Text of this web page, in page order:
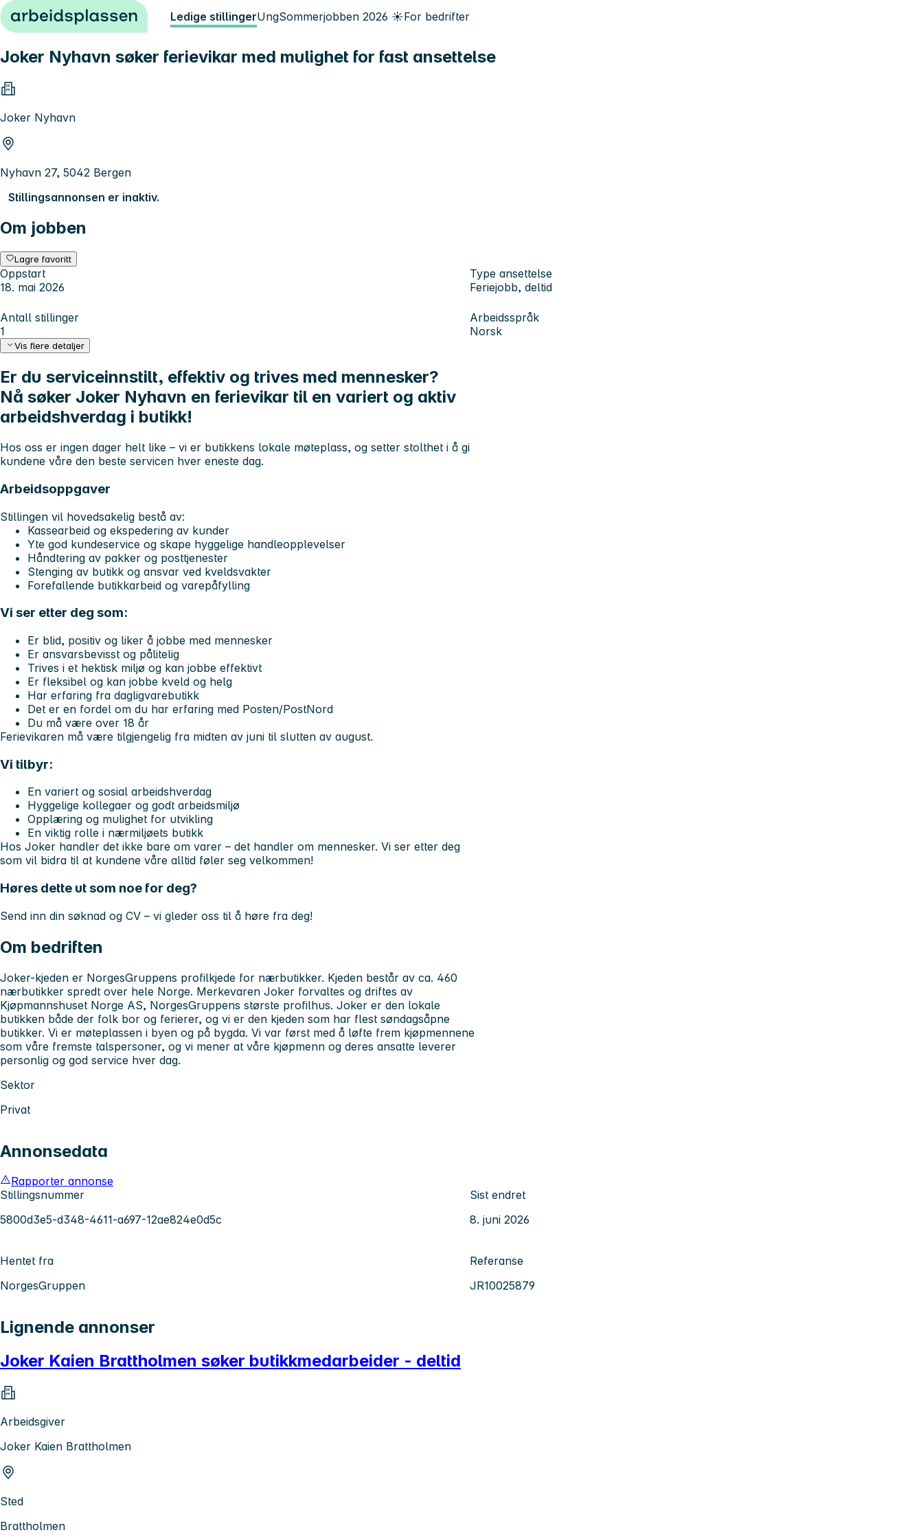
Hopp til innhold Ledige stillingerUngSommerjobben 2026 ☀️For bedrifter
Joker Nyhavn søker ferievikar med mulighet for fast ansettelse
Joker Nyhavn
Nyhavn 27, 5042 Bergen
Stillingsannonsen er inaktiv.
Om jobben
Lagre favoritt
Oppstart
18. mai 2026
Type ansettelse
Feriejobb, deltid
Antall stillinger
1
Arbeidsspråk
Norsk
Vis flere detaljer
Er du serviceinnstilt, effektiv og trives med mennesker?
Nå søker Joker Nyhavn en ferievikar til en variert og aktiv
arbeidshverdag i butikk!
Hos oss er ingen dager helt like – vi er butikkens lokale møteplass, og setter stolthet i å gi
kundene våre den beste servicen hver eneste dag.
Arbeidsoppgaver
Stillingen vil hovedsakelig bestå av:
Kassearbeid og ekspedering av kunder
Yte god kundeservice og skape hyggelige handleopplevelser
Håndtering av pakker og posttjenester
Stenging av butikk og ansvar ved kveldsvakter
Forefallende butikkarbeid og varepåfylling
Vi ser etter deg som:
Er blid, positiv og liker å jobbe med mennesker
Er ansvarsbevisst og pålitelig
Trives i et hektisk miljø og kan jobbe effektivt
Er fleksibel og kan jobbe kveld og helg
Har erfaring fra dagligvarebutikk
Det er en fordel om du har erfaring med Posten/PostNord
Du må være over 18 år
Ferievikaren må være tilgjengelig fra midten av juni til slutten av august.
Vi tilbyr:
En variert og sosial arbeidshverdag
Hyggelige kollegaer og godt arbeidsmiljø
Opplæring og mulighet for utvikling
En viktig rolle i nærmiljøets butikk
Hos Joker handler det ikke bare om varer – det handler om mennesker. Vi ser etter deg
som vil bidra til at kundene våre alltid føler seg velkommen!
Høres dette ut som noe for deg?
Send inn din søknad og CV – vi gleder oss til å høre fra deg!
Om bedriften
Joker-kjeden er NorgesGruppens profilkjede for nærbutikker. Kjeden består av ca. 460
nærbutikker spredt over hele Norge. Merkevaren Joker forvaltes og driftes av
Kjøpmannshuset Norge AS, NorgesGruppens største profilhus. Joker er den lokale
butikken både der folk bor og ferierer, og vi er den kjeden som har flest søndagsåpne
butikker. Vi er møteplassen i byen og på bygda. Vi var først med å løfte frem kjøpmennene
som våre fremste talspersoner, og vi mener at våre kjøpmenn og deres ansatte leverer
personlig og god service hver dag.
Sektor
Privat
Annonsedata
Rapporter annonse
Stillingsnummer
5800d3e5-d348-4611-a697-12ae824e0d5c
Sist endret
8. juni 2026
Hentet fra
NorgesGruppen
Referanse
JR10025879
Lignende annonser
Joker Kaien Brattholmen søker butikkmedarbeider - deltid
Arbeidsgiver
Joker Kaien Brattholmen
Sted
Brattholmen